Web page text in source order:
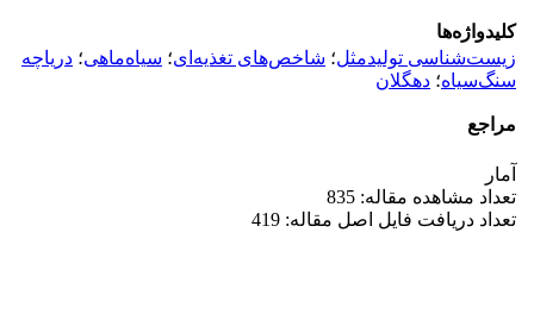
کلیدواژه‌ها
زیست‌شناسی تولیدمثل؛ شاخص‌های تغذیه‌ای؛ سیاه‌ماهی؛ دریاچه
سنگ‌سیاه؛ دهگلان
مراجع
آمار
تعداد مشاهده مقاله: 835
تعداد دریافت فایل اصل مقاله: 419